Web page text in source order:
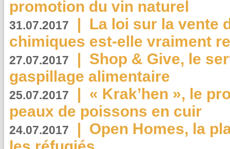
promotion du vin naturel
31.07.2017 | La loi sur la vente
chimiques est-elle vraiment
27.07.2017 | Shop & Give, le
gaspillage alimentaire
25.07.2017 | « Krak’hen », le
peaux de poissons en cuir
24.07.2017 | Open Homes, la